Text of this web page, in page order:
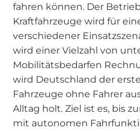
fahren können. Der
Kraftfahrzeuge wird für
verschiedener
wird einer Vielzahl von
Mobilitätsbedarfen
wird Deutschland der
Fahrzeuge ohne Fahrer
Alltag holt. Ziel ist es, bis
mit autonomen